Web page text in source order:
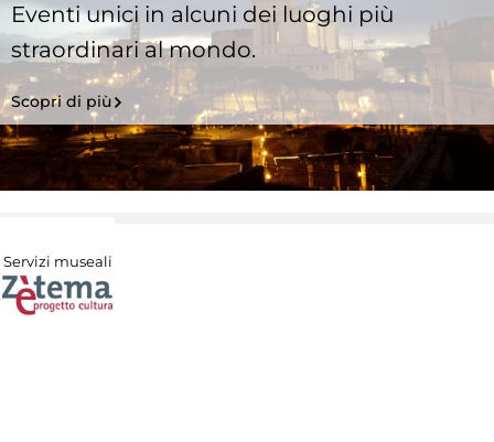
Eventi unici in alcuni dei luoghi più
straordinari al mondo.
Scopri di più
Servizi museali